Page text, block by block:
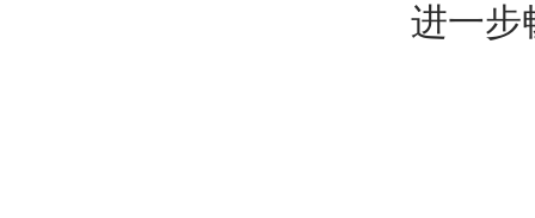
进一步